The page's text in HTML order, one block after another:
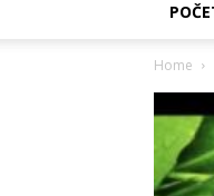
Home